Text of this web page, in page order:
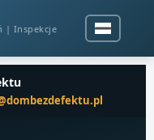
| Inspekcje